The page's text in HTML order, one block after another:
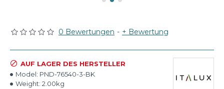
0 Bewertungen - + Bewertung
AUF LAGER DES HERSTELLER
Model: PND-76540-3-BK
Weight: 2.00kg